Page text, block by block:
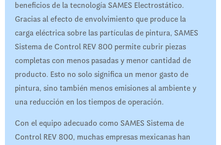
beneficios de la tecnología SAMES Electrostático.
Gracias al efecto de envolvimiento que produce la
carga eléctrica sobre las partículas de pintura, SAMES
Sistema de Control REV 800 permite cubrir piezas
completas con menos pasadas y menor cantidad de
producto. Esto no solo significa un menor gasto de
pintura, sino también menos emisiones al ambiente y
una reducción en los tiempos de operación.
Con el equipo adecuado como SAMES Sistema de
Control REV 800, muchas empresas mexicanas han